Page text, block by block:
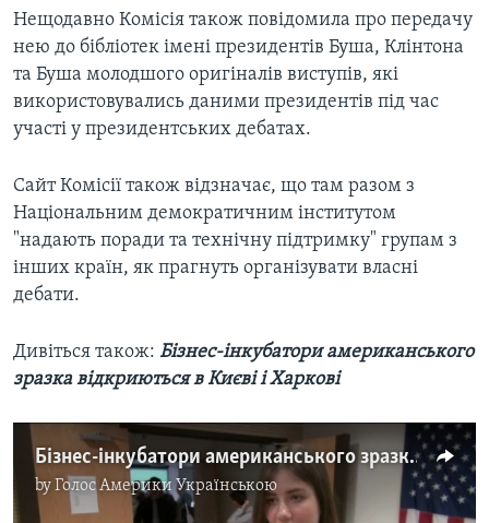
Нещодавно Комісія також повідомила про передачу
нею до бібліотек імені президентів Буша, Клінтона
та Буша молодшого оригіналів виступів, які
використовувались даними президентів під час
участі у президентських дебатах.
Сайт Комісії також відзначає, що там разом з
Національним демократичним інститутом
"надають поради та технічну підтримку" групам з
інших країн, як прагнуть організувати власні
дебати.
Дивіться також: Бізнес-інкубатори американського
зразка відкриються в Києві і Харкові
Бізнес-інкубатори американського зразка відкриються в Києві і Харкові. Відео
byГолос Америки Українською